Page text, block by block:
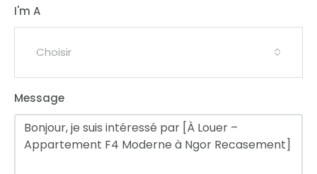
Août
I'm A
Choisir
Message